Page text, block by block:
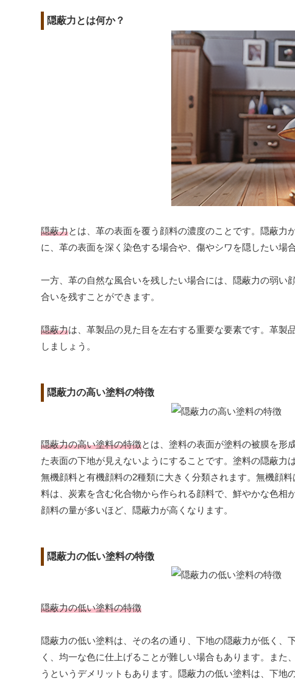
隠蔽力とは何か？
隠蔽力とは、革の表面を覆う顔料の濃度のことです。隠蔽
に、革の表面を深く染色する場合や、傷やシワを隠したい場
一方、革の自然な風合いを残したい場合には、隠蔽力の弱
合いを残すことができます。
隠蔽力は、革製品の見た目を左右する重要な要素です。革製
しましょう。
隠蔽力の高い塗料の特徴
隠蔽力の高い塗料の特徴とは、塗料の表面が塗料の被膜を形
た表面の下地が見えないようにすることです。塗料の隠蔽力
無機顔料と有機顔料の2種類に大きく分類されます。無機顔
料は、炭素を含む化合物から作られる顔料で、鮮やかな色相
顔料の量が多いほど、隠蔽力が高くなります。
隠蔽力の低い塗料の特徴
隠蔽力の低い塗料の特徴
隠蔽力の低い塗料は、その名の通り、下地の隠蔽力が低く
く、均一な色に仕上げることが難しい場合もあります。ま
うというデメリットもあります。隠蔽力の低い塗料は、下地